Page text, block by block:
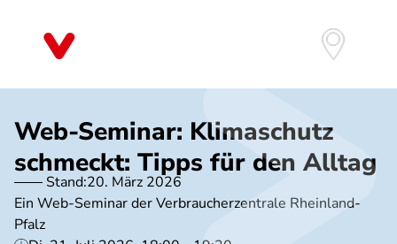
Web-Seminar: Klimaschutz
schmeckt: Tipps für den Alltag
Stand:20. März 2026
Ein Web-Seminar der Verbraucherzentrale Rheinland-
Pfalz